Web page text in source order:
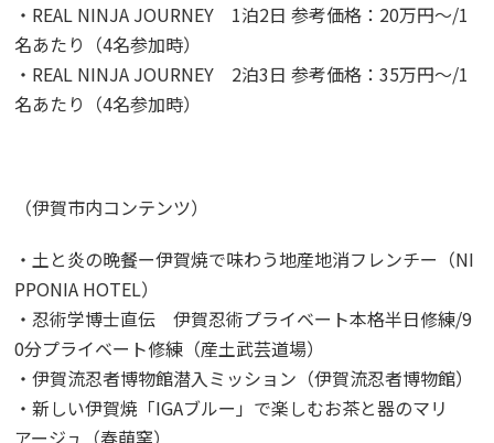
・REAL NINJA JOURNEY 1泊2日 参考価格：20万円〜/1
名あたり（4名参加時）
・REAL NINJA JOURNEY 2泊3日 参考価格：35万円〜/1
名あたり（4名参加時）
（伊賀市内コンテンツ）
・土と炎の晩餐ー伊賀焼で味わう地産地消フレンチー（NI
PPONIA HOTEL）
・忍術学博士直伝 伊賀忍術プライベート本格半日修練/9
0分プライベート修練（産土武芸道場）
・伊賀流忍者博物館潜入ミッション（伊賀流忍者博物館）
・新しい伊賀焼「IGAブルー」で楽しむお茶と器のマリ